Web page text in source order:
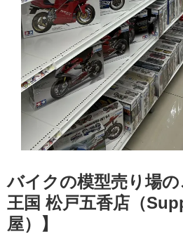
バイクの模型売り場
王国 松戸五香店（
屋）】